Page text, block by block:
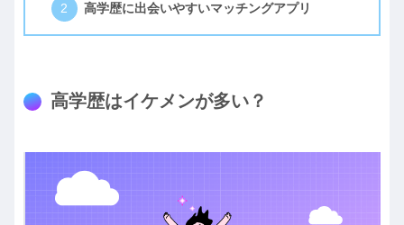
高学歴に出会いやすいマッチングアプリ
高学歴はイケメンが多い？